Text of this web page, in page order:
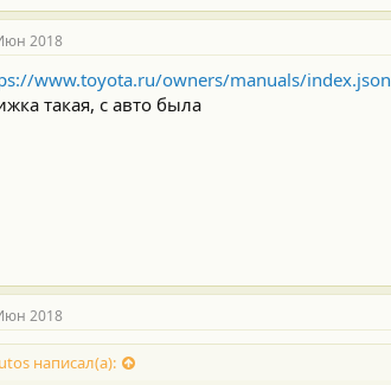
2018
www.toyota.ru/owners/manuals/index.json
такая, с авто была
2018
написал(а):